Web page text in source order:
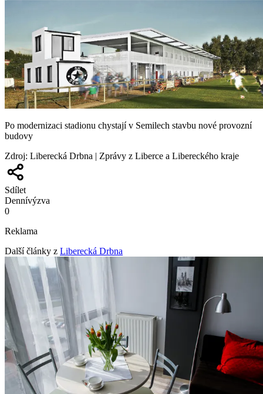
Po modernizaci stadionu chystají v Semilech stavbu nové provozní
budovy
Zdroj: Liberecká Drbna | Zprávy z Liberce a Libereckého kraje
Sdílet
Dennívýzva
0
Reklama
Další články z Liberecká Drbna